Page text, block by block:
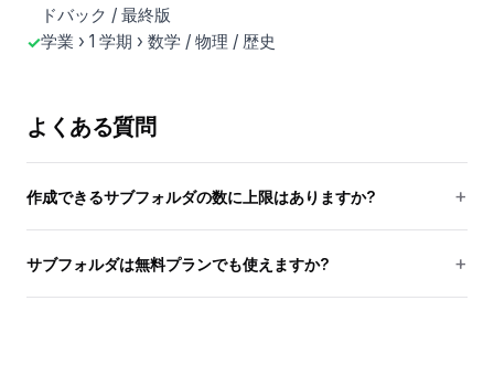
ドバック / 最終版
学業 › 1 学期 › 数学 / 物理 / 歴史
よくある質問
作成できるサブフォルダの数に上限はありますか?
サブフォルダは無料プランでも使えますか?